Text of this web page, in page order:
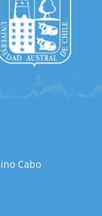
Cabo